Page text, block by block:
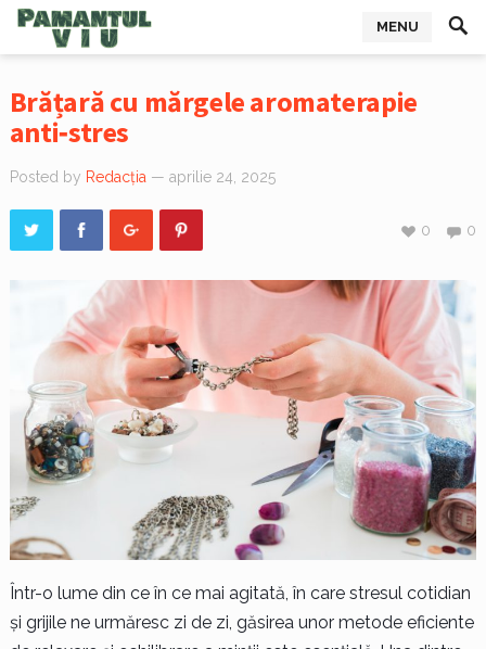
MENU
Brățară cu mărgele aromaterapie
anti‑stres
Posted by Redacția — aprilie 24, 2025
0
0
Într-o lume din ce în ce mai agitată, în care stresul cotidian
și grijile ne urmăresc zi de zi, găsirea unor metode eficiente